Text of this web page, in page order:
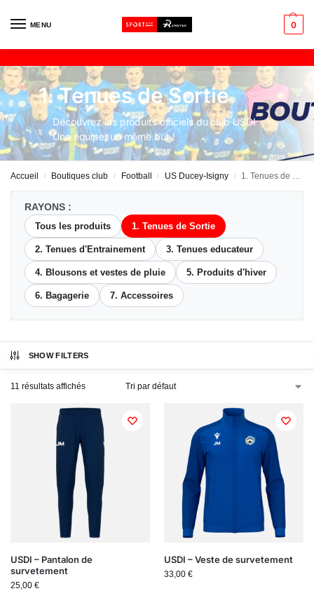
MENU 0
1. Tenues de Sortie
Découvrez les produits officiels du club USDI
Une équipe, un même but !
Accueil / Boutiques club / Football / US Ducey-Isigny / 1. Tenues de Sortie
RAYONS :
Tous les produits
1. Tenues de Sortie
2. Tenues d'Entrainement 3. Tenues educateur
4. Blousons et vestes de pluie 5. Produits d'hiver
6. Bagagerie 7. Accessoires
SHOW FILTERS
11 résultats affichés
USDI – Pantalon de
survetement
25,00 €
USDI – Veste de survetement
33,00 €